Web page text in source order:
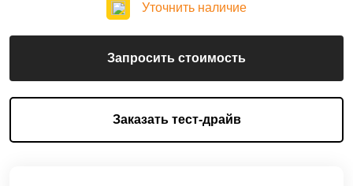
Уточнить наличие
Запросить стоимость
Заказать тест-драйв